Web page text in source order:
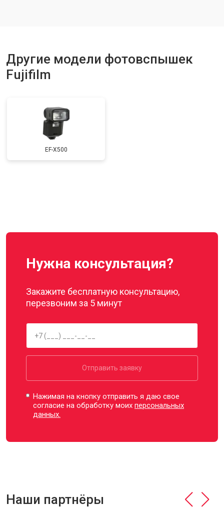
Другие модели фотовспышек
Fujifilm
EF-X500
Нужна консультация?
Закажите бесплатную консультацию,
перезвоним за 5 минут
Отправить заявку
Нажимая на кнопку отправить я даю свое
согласие на обработку моихперсональных
данных.
Наши партнёры